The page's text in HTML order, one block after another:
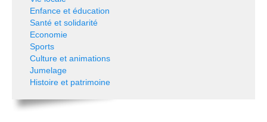
Enfance et éducation
Santé et solidarité
Economie
Sports
Culture et animations
Jumelage
Histoire et patrimoine